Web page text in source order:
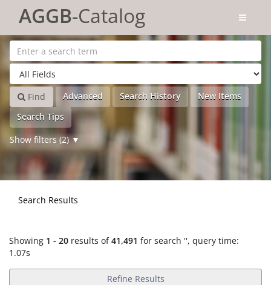
41,491
AGGB-Catalog
Find Advanced Search History
New Items
Search Tips
Show filters (2)
Search Results
Showing 1 - 20 results of41,491 for search '', query time:
1.07s
Refine Results